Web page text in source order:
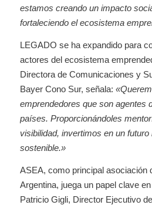
estamos creando un impacto
fortaleciendo el ecosistema
LEGADO se ha expandido para
actores del ecosistema
Directora de Comunicaciones y
Bayer Cono Sur, señala:
emprendedores que son agentes
países. Proporcionándoles
visibilidad, invertimos en un
sostenible.»
ASEA, como principal asociación
Argentina, juega un papel clave
Patricio Gigli, Director Ejecutivo